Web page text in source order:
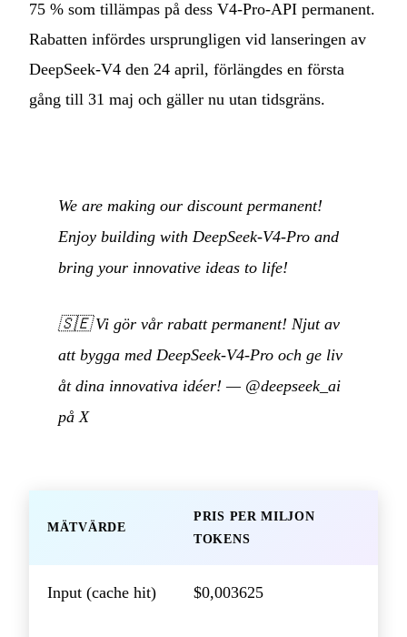
75 % som tillämpas på dess V4-Pro-API permanent.
Rabatten infördes ursprungligen vid lanseringen av
DeepSeek-V4 den 24 april, förlängdes en första
gång till 31 maj och gäller nu utan tidsgräns.
We are making our discount permanent!
Enjoy building with DeepSeek-V4-Pro and
bring your innovative ideas to life!
🇸🇪Vi gör vår rabatt permanent! Njut av
att bygga med DeepSeek-V4-Pro och ge liv
åt dina innovativa idéer! — @deepseek_ai
på X
MÄTVÄRDE
PRIS PER MILJON
TOKENS
Input (cache hit) $0,003625